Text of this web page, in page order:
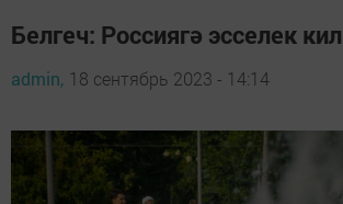
Белгеч: Россиягә эсселек
admin, 18 сентябрь 2023 - 14:14